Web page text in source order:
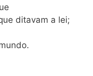
ditavam a lei;